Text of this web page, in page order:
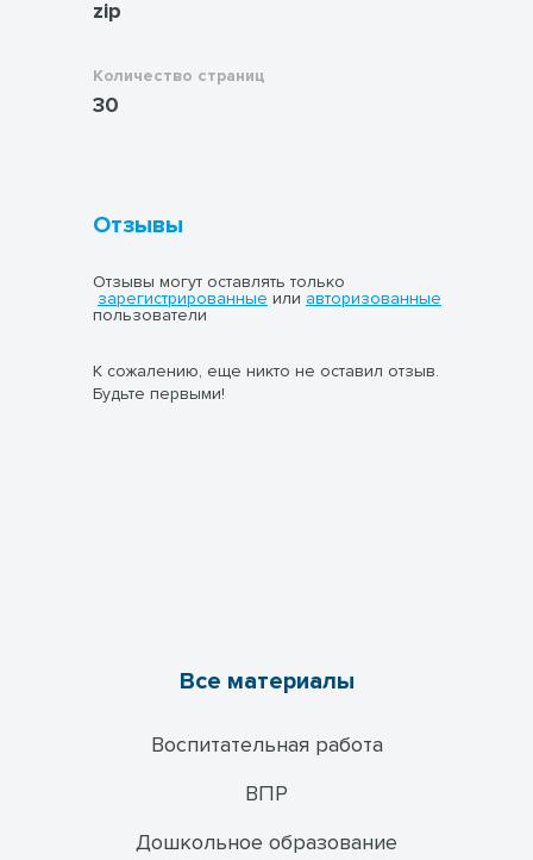
zip
Количество страниц
30
Отзывы
Отзывы могут оставлять только
зарегистрированные или авторизованные
пользователи
К сожалению, еще никто не оставил отзыв.
Будьте первыми!
Все материалы
Воспитательная работа
ВПР
Дошкольное образование